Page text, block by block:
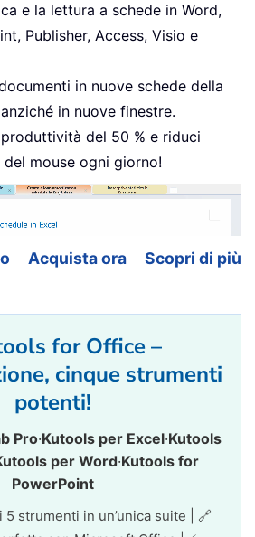
e la lettura a schede in Word,
Publisher, Access, Visio e
in nuove schede della
in nuove finestre.
del 50 % e riduci
mouse ogni giorno!
Acquista ora Scopri di più
for Office –
cinque strumenti
potenti!
Pro·Kutools per Excel·Kutools
per Word·Kutools for
PowerPoint
strumenti in un’unica suite | 🔗